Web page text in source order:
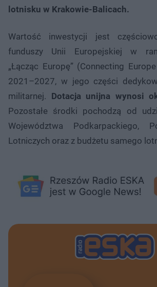
lotnisku w Krakowie-Balicach.
Wartość inwestycji jest
funduszy Unii Europejskiej w
„Łącząc Europę” (Connecting
2021–2027, w jego części
militarnej. Dotacja unijna wynosi
Pozostałe środki pochodzą od
Województwa Podkarpackiego,
Lotniczych oraz z budżetu samego